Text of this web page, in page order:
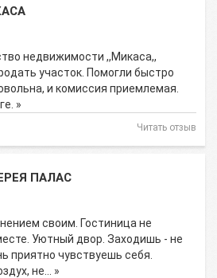
недвижимости ,,Микаса,,
участок. Помогли быстро
и комиссия приемлемая.
»
Читать отзыв
ПАЛАС
своим. Гостиница не
Уютный двор. Заходишь - не
приятно чувствуешь себя.
не… »